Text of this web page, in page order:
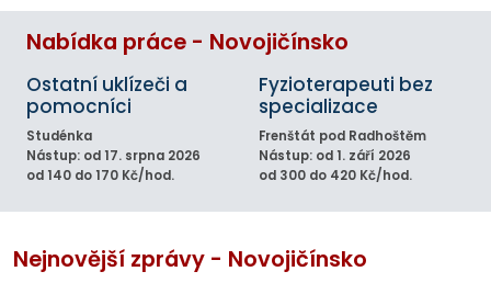
Nabídka práce - Novojičínsko
Ostatní uklízeči a
pomocníci
Studénka
Nástup: od 17. srpna 2026
od 140 do 170 Kč/hod.
Fyzioterapeuti bez
specializace
Frenštát pod Radhoštěm
Nástup: od 1. září 2026
od 300 do 420 Kč/hod.
Nejnovější zprávy - Novojičínsko